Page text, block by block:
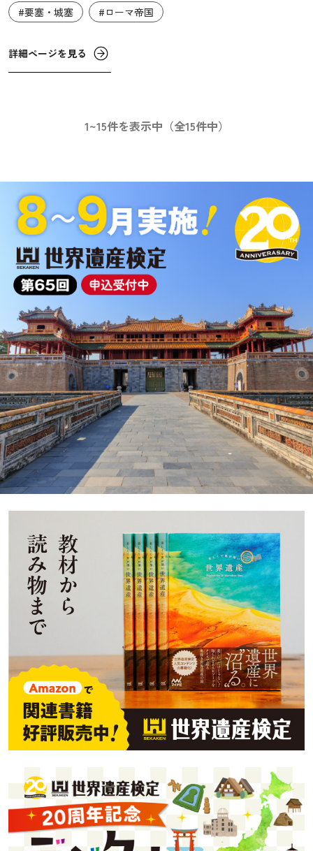
から街を守りました。その後ローマ帝国は東西に分裂し、
の西ローマ帝国も476年に滅亡します。その後、イスラー
ム教徒がイベリア半島に進出しますが、ルーゴの城壁群は
#要塞・城塞 #ローマ帝国
詳細ページを見る
1~15件を表示中（全15件中）